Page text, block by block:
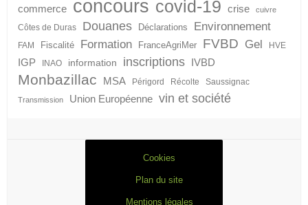
commerce concours covid-19 crise cuivre
Côtes de Duras Douanes Déclarations Environnement
FAM Fiscalité Formation FranceAgriMer FVBD Gel HVE
IGP INAO information inscriptions IVBD
Monbazillac MSA Périgord Récolte Saussignac
Transmission Union Européenne vin et société
Cookies
Plan du site
Mentions légales